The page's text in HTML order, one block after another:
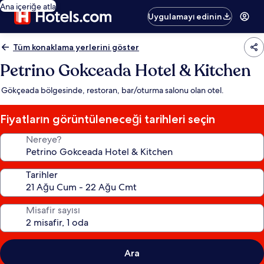
Ana içeriğe atla
Uygulamayı edinin
Tüm konaklama yerlerini göster
Petrino Gokceada Hotel & Kitchen
Gökçeada bölgesinde, restoran, bar/oturma salonu olan otel.
Fiyatların görüntüleneceği tarihleri seçin
Nereye?
Tarihler
Misafir sayısı
Ara